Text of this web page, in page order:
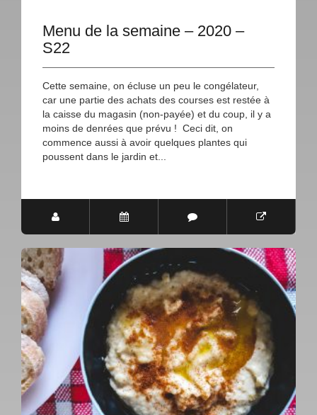
Menu de la semaine – 2020 –
S22
Cette semaine, on écluse un peu le congélateur,
car une partie des achats des courses est restée à
la caisse du magasin (non-payée) et du coup, il y a
moins de denrées que prévu ! Ceci dit, on
commence aussi à avoir quelques plantes qui
poussent dans le jardin et...